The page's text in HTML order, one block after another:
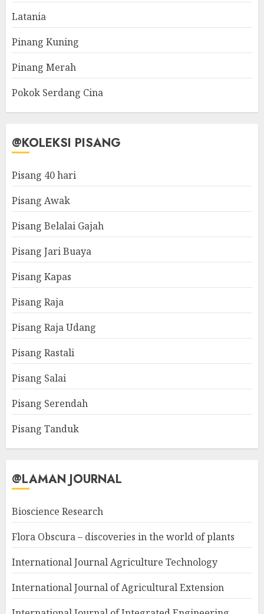
Latania
Pinang Kuning
Pinang Merah
Pokok Serdang Cina
@KOLEKSI PISANG
Pisang 40 hari
Pisang Awak
Pisang Belalai Gajah
Pisang Jari Buaya
Pisang Kapas
Pisang Raja
Pisang Raja Udang
Pisang Rastali
Pisang Salai
Pisang Serendah
Pisang Tanduk
@LAMAN JOURNAL
Bioscience Research
Flora Obscura – discoveries in the world of plants
International Journal Agriculture Technology
International Journal of Agricultural Extension